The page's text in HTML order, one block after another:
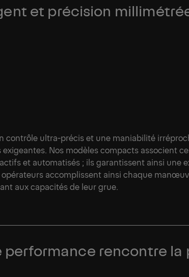
et précision
contrôle ultra-précis et une maniabilité
Nos modèles compacts associent
et automatisés ; ils garantissent ainsi une
accomplissent ainsi chaque
aux capacités de leur grue.
performance rencontre la